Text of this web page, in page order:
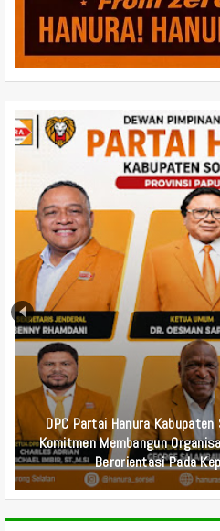
DPC Partai Hanura Sorong
Ke-23 Kabupaten Sorong
Persatuan Dan